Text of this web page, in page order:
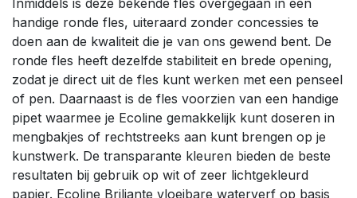
Inmiddels is deze bekende fles overgegaan in een
handige ronde fles, uiteraard zonder concessies te
doen aan de kwaliteit die je van ons gewend bent. De
ronde fles heeft dezelfde stabiliteit en brede opening,
zodat je direct uit de fles kunt werken met een penseel
of pen. Daarnaast is de fles voorzien van een handige
pipet waarmee je Ecoline gemakkelijk kunt doseren in
mengbakjes of rechtstreeks aan kunt brengen op je
kunstwerk. De transparante kleuren bieden de beste
resultaten bij gebruik op wit of zeer lichtgekleurd
papier. Ecoline Briljante vloeibare waterverf op basis